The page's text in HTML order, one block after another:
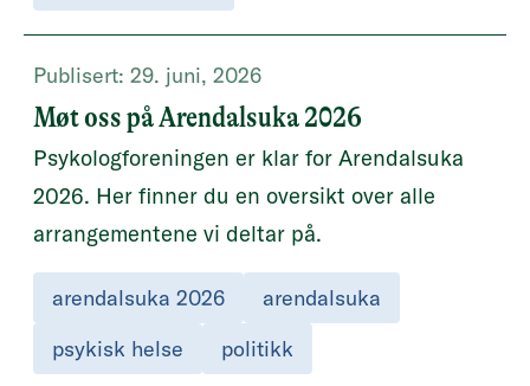
Publisert: 29. juni, 2026
Møt oss på Arendalsuka 2026
Psykologforeningen er klar for Arendalsuka
2026. Her finner du en oversikt over alle
arrangementene vi deltar på.
arendalsuka 2026
arendalsuka
psykisk helse
politikk